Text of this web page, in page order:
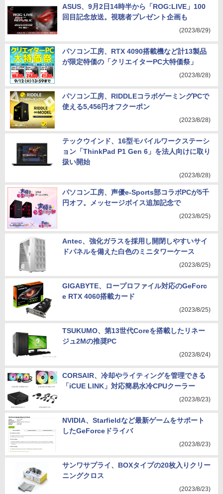
ASUS、9月2日14時半から「ROG:LIVE」100
回目記念放送。視聴者プレゼント企画も
(2023/8/29)
パソコン工房、RTX 4090搭載機など計13製品
が限定特価の「クリエイターPC大特価祭」
(2023/8/28)
パソコン工房、RIDDLEコラボゲーミングPCで
使える5,456円オフクーポン
(2023/8/28)
テックウインド、16型モバイルワークステーシ
ョン「ThinkPad P1 Gen 6」を法人向けに取り
扱い開始
(2023/8/28)
パソコン工房、声優e-Sports部コラボPCが5千
円オフ。メッセージボイス追加記念で
(2023/8/25)
Antec、強化ガラスを採用し開閉しやすいサイ
ドパネルを備えた白色のミニタワーケース
(2023/8/25)
GIGABYTE、ロープロファイル対応のGeForc
e RTX 4060搭載カード
(2023/8/25)
TSUKUMO、第13世代Coreを搭載したリネー
ジュ2Mの推奨PC
(2023/8/24)
CORSAIR、冷却やライティングを管理できる
「iCUE LINK」対応簡易水冷CPUクーラー
(2023/8/23)
NVIDIA、Starfieldなど最新ゲームをサポート
したGeForceドライバ
(2023/8/23)
サンワサプライ、BOXタイプの20枚入りクリー
ニングクロス
(2023/8/23)